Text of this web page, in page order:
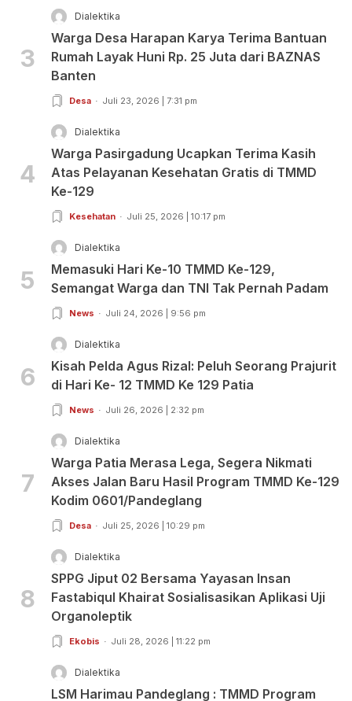
3
Dialektika
Warga Desa Harapan Karya Terima Bantuan
Rumah Layak Huni Rp. 25 Juta dari BAZNAS
Banten
Desa Juli 23, 2026 | 7:31 pm
4
Dialektika
Warga Pasirgadung Ucapkan Terima Kasih
Atas Pelayanan Kesehatan Gratis di TMMD
Ke-129
Kesehatan Juli 25, 2026 | 10:17 pm
5
Dialektika
Memasuki Hari Ke-10 TMMD Ke-129,
Semangat Warga dan TNI Tak Pernah Padam
News Juli 24, 2026 | 9:56 pm
6
Dialektika
Kisah Pelda Agus Rizal: Peluh Seorang Prajurit
di Hari Ke- 12 TMMD Ke 129 Patia
News Juli 26, 2026 | 2:32 pm
7
Dialektika
Warga Patia Merasa Lega, Segera Nikmati
Akses Jalan Baru Hasil Program TMMD Ke-129
Kodim 0601/Pandeglang
Desa Juli 25, 2026 | 10:29 pm
8
Dialektika
SPPG Jiput 02 Bersama Yayasan Insan
Fastabiqul Khairat Sosialisasikan Aplikasi Uji
Organoleptik
Ekobis Juli 28, 2026 | 11:22 pm
Dialektika
LSM Harimau Pandeglang : TMMD Program